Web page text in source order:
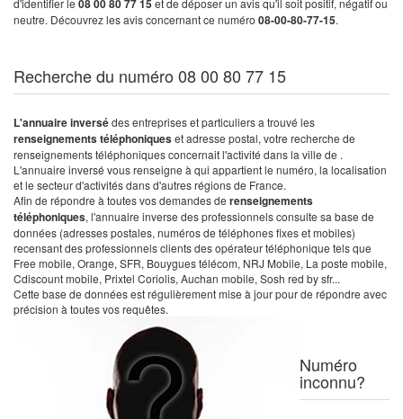
d'identifier le 08 00 80 77 15et de déposer un avis qu'il soit positif, négatif ou
neutre. Découvrez les avis concernant ce numéro 08-00-80-77-15.
Recherche du numéro 08 00 80 77 15
L'annuaire inversédes entreprises et particuliers a trouvé les
renseignements téléphoniqueset adresse postal, votre recherche de
renseignements téléphoniques concernait l'activité dans la ville de .
L'annuaire inversé vous renseigne à qui appartient le numéro, la localisation
et le secteur d'activités dans d'autres régions de France.
Afin de répondre à toutes vos demandes de renseignements
téléphoniques, l'annuaire inverse des professionnels consulte sa base de
données (adresses postales, numéros de téléphones fixes et mobiles)
recensant des professionnels clients des opérateur téléphonique tels que
Free mobile, Orange, SFR, Bouygues télécom, NRJ Mobile, La poste mobile,
Cdiscount mobile, Prixtel Coriolis, Auchan mobile, Sosh red by sfr...
Cette base de données est régulièrement mise à jour pour de répondre avec
précision à toutes vos requêtes.
Numéro
inconnu?